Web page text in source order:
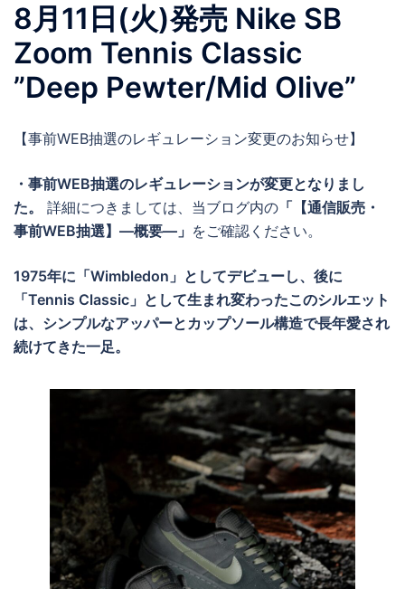
8月11日(火)発売 Nike SB
Zoom Tennis Classic
”Deep Pewter/Mid Olive”
【事前WEB抽選のレギュレーション変更のお知らせ】
・事前WEB抽選のレギュレーションが変更となりまし
た。
詳細につきましては、当ブログ内の 「【通信販売・
事前WEB抽選】―概要―」 をご確認ください。
1975年に「Wimbledon」としてデビューし、後に
「Tennis Classic」として生まれ変わったこのシルエット
は、シンプルなアッパーとカップソール構造で長年愛され
続けてきた一足。